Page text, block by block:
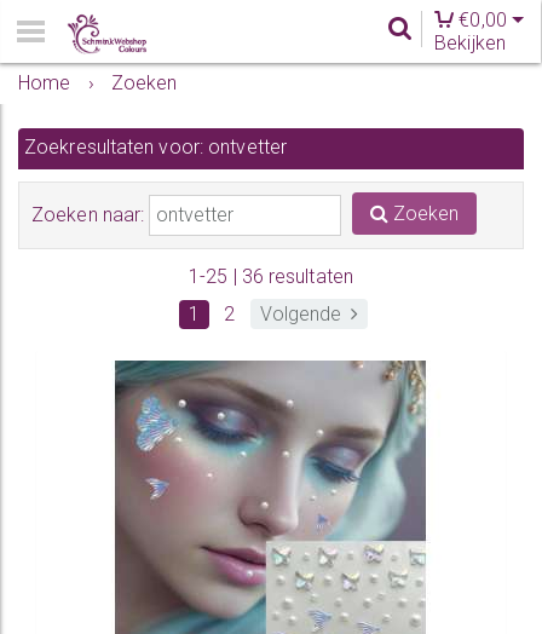
€0,00
Bekijken
Home
› Zoeken
Zoekresultaten voor: ontvetter
Zoeken naar: Zoeken
1-25 | 36 resultaten
1
2 Volgende